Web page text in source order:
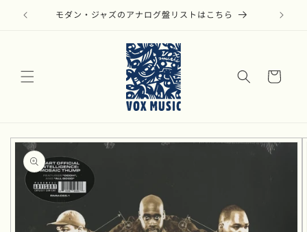
ンツに
モダン・ジャズのアナログ盤リストはこちら
ー
商品情
報にス
キップ